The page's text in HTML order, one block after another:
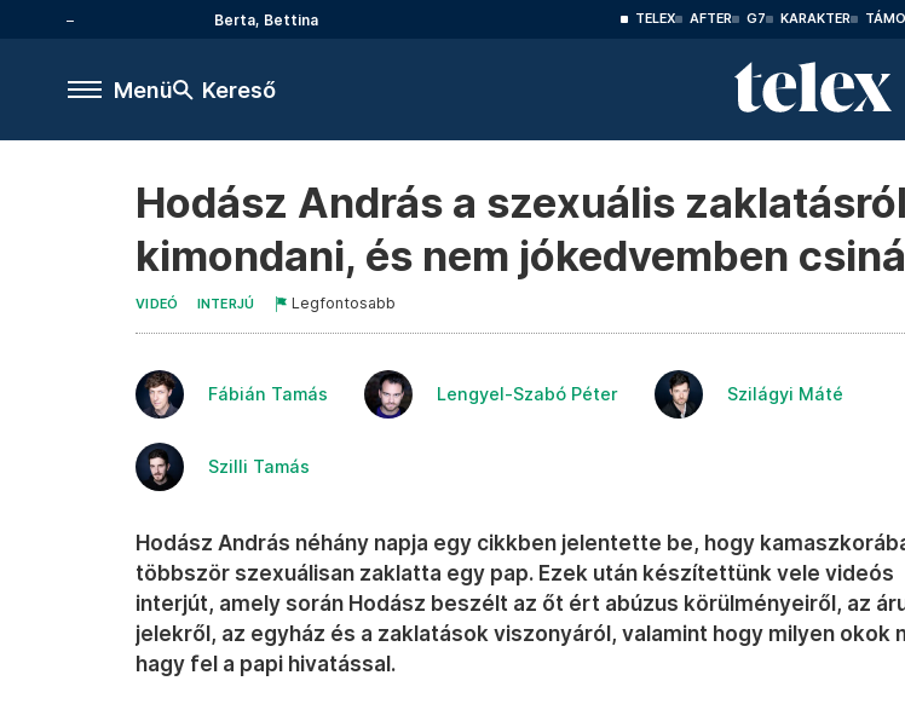
Berta, Bettina TELEX AFTER G7 KARAKTER
Menü Kereső
Hodász András a szexuális
kimondani, és nem jókedvemben
VIDEÓ INTERJÚ Legfontosabb
Fábián Tamás Lengyel-Szabó Péter Szilágyi Máté
Szilli Tamás
Hodász András néhány napja egy cikkben jelentette be, hogy
többször szexuálisan zaklatta egy pap. Ezek után készítettünk vele videós
interjút, amely során Hodász beszélt az őt ért abúzus körülményeiről, az
jelekről, az egyház és a zaklatások viszonyáról, valamint hogy milyen okok
hagy fel a papi hivatással.